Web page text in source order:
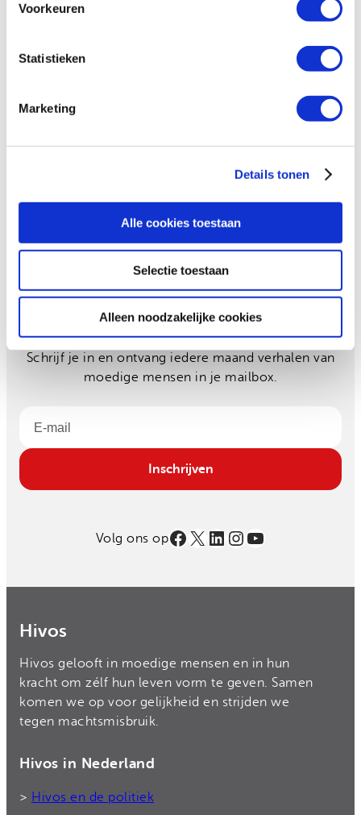
Voorkeuren
Statistieken
Marketing
Details tonen
Alle cookies toestaan
Selectie toestaan
Alleen noodzakelijke cookies
vrouwen in Zimbabwe
Blijf op de hoogte
Schrijf je in en ontvang iedere maand verhalen van
moedige mensen in je mailbox.
Email
Inschrijven
Volg ons opFacebook
X LinkedIn
Instagram
YouTube
Hivos
Hivos gelooft in moedige mensen en in hun
kracht om zélf hun leven vorm te geven. Samen
komen we op voor gelijkheid en strijden we
tegen machtsmisbruik.
Hivos in Nederland
> Hivos en de politiek